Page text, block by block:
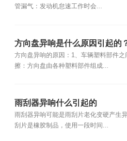
管漏气：发动机怠速工作时会...
方向盘异响是什么原因引起的
方向盘异响的原因：1、车辆塑料部件之
擦：方向盘由各种塑料部件组成...
雨刮器异响什么引起的
雨刮器异响可能是雨刮片老化变硬产生
刮片是橡胶制品，使用一段时间...